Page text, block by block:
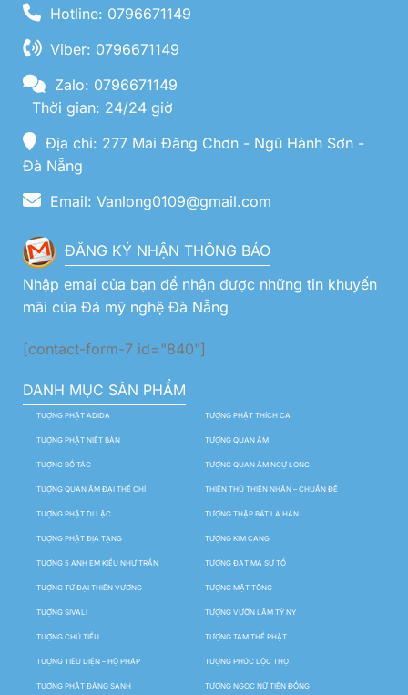
Hotline: 0796671149
Viber: 0796671149
Zalo: 0796671149
Thời gian: 24/24 giờ
Địa chỉ: 277 Mai Đăng Chơn - Ngũ Hành Sơn -
Đà Nẵng
Email: Vanlong0109@gmail.com
ĐĂNG KÝ NHẬN THÔNG BÁO
Nhập emai của bạn để nhận được những tin khuyến
mãi của Đá mỹ nghệ Đà Nẵng
[contact-form-7 id="840"]
DANH MỤC SẢN PHẨM
TƯỢNG PHẬT ADIDA TƯỢNG PHẬT THÍCH CA
TƯỢNG PHẬT NIẾT BÀN TƯỢNG QUAN ÂM
TƯỢNG BỒ TÁC TƯỢNG QUAN ÂM NGỰ LONG
TƯỢNG QUAN ÂM ĐẠI THẾ CHÍ THIÊN THỦ THIÊN NHÃN – CHUẨN ĐỀ
TƯỢNG PHẬT DI LẶC TƯỢNG THẬP BÁT LA HÁN
TƯỢNG PHẬT ĐỊA TẠNG TƯỢNG KIM CANG
TƯỢNG 5 ANH EM KIỀU NHƯ TRẦN TƯỢNG ĐẠT MA SƯ TỔ
TƯỢNG TỨ ĐẠI THIÊN VƯƠNG TƯỢNG MẬT TÔNG
TƯỢNG SIVALI TƯỢNG VƯỜN LÂM TỲ NY
TƯỢNG CHÚ TIỂU TƯỢNG TAM THẾ PHẬT
TƯỢNG TIÊU DIỆN – HỘ PHÁP TƯỢNG PHÚC LỘC THỌ
TƯỢNG PHẬT ĐẢNG SANH TƯỢNG NGỌC NỮ TIÊN ĐỒNG